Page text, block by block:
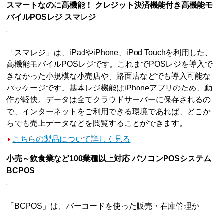
スマートなのに高機能！ クレジット決済機能付き高機能モ
バイルPOSレジ スマレジ
「スマレジ」は、iPadやiPhone、iPod Touchを利用した、
高機能モバイルPOSレジです。これまでPOSレジを導入で
きなかった小規模な小売店や、路面店などでも導入可能な
パッケージです。基本レジ機能はiPhoneアプリのため、動
作が軽快。データは全てクラウドサーバーに保存されるの
で、インターネットをご利用できる環境であれば、どこか
らでも売上データなどを閲覧することができます。
こちらの製品について詳しく見る
小売～飲食業など100業種以上対応 パソコンPOSシステム
BCPOS
「BCPOS」は、バーコードを使った販売・在庫管理か